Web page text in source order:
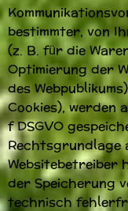
bestimmter, von
(z. B. für die
Optimierung der
des
Cookies), werden
f DSGVO
Rechtsgrundlage
Websitebetreiber
der Speicherung
technisch